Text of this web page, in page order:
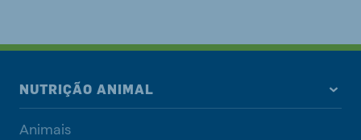
NUTRIÇÃO ANIMAL
Animais